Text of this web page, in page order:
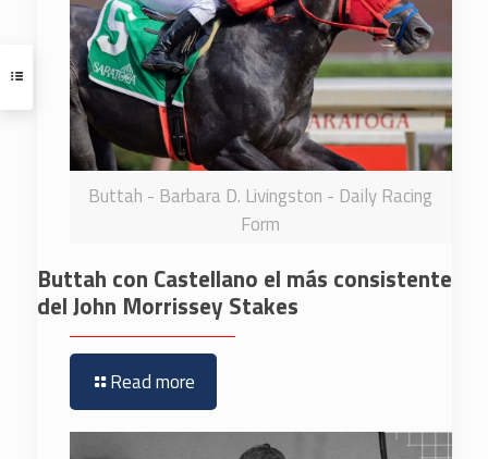
Buttah - Barbara D. Livingston - Daily Racing
Form
Buttah con Castellano el más consistente
del John Morrissey Stakes
Read more